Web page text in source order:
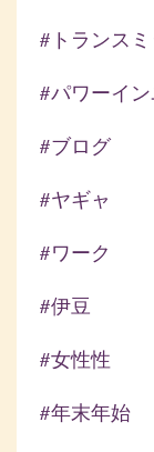
#トランス
#パワーイ
#ブログ
#ヤギャ
#ワーク
#伊豆
#女性性
#年末年始